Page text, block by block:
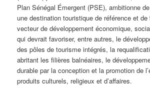
Plan Sénégal Émergent (PSE), ambitionne
une destination touristique de référence et
vecteur de développement économique,
qui devrait favoriser, entre autres, le
des pôles de tourisme intégrés, la
abritant les filières balnéaires, le
durable par la conception et la promotion de
produits culturels, religieux et d’affaires.